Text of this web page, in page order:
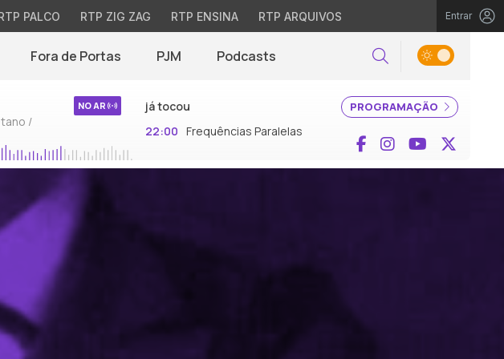
PALCO RTP ZIG ZAG RTP ENSINA RTP ARQUIVOS Entrar
Fora de Portas PJM Podcasts Pesquisar
/
NO AR PROGRAMAÇÃO
já tocou
22:00 Frequências Paralelas
Facebook
InstagramYouTube